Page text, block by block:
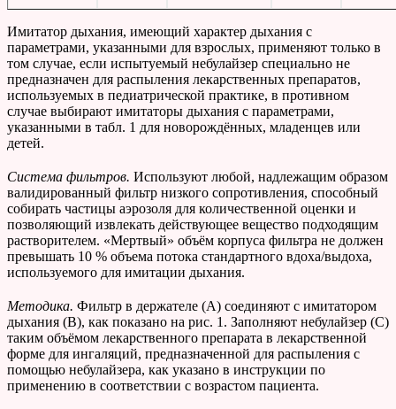
Имитатор дыхания, имеющий характер дыхания с
параметрами, указанными для взрослых, применяют только в
том случае, если испытуемый небулайзер специально не
предназначен для распыления лекарственных препаратов,
используемых в педиатрической практике, в противном
случае выбирают имитаторы дыхания с параметрами,
указанными в табл. 1 для новорождённых, младенцев или
детей.
Система фильтров. Используют любой, надлежащим образом
валидированный фильтр низкого сопротивления, способный
собирать частицы аэрозоля для количественной оценки и
позволяющий извлекать действующее вещество подходящим
растворителем. «Мертвый» объём корпуса фильтра не должен
превышать 10 % объема потока стандартного вдоха/выдоха,
используемого для имитации дыхания.
Методика. Фильтр в держателе (А) соединяют с имитатором
дыхания (B), как показано на рис. 1. Заполняют небулайзер (C)
таким объёмом лекарственного препарата в лекарственной
форме для ингаляций, предназначенной для распыления с
помощью небулайзера, как указано в инструкции по
применению в соответствии с возрастом пациента.